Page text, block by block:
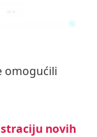
omogućili
novih